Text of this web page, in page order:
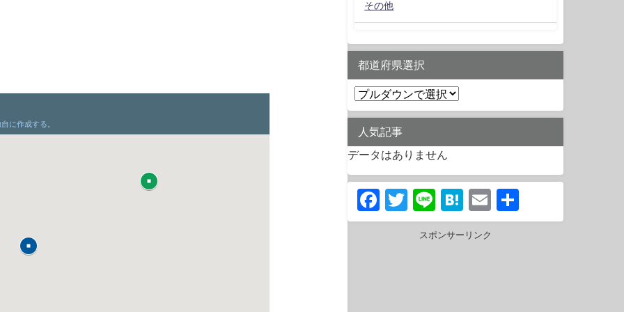
その他
都道府県選択
人気記事
データはありません
Facebook
Twitter
LineHatena
Email
有
スポンサーリンク